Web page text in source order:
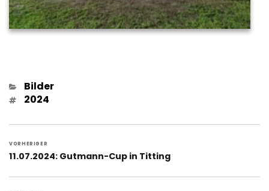
Kategorien
Bilder
Schlagwörter
2024
VORHERIGER
Vorheriger
11.07.2024: Gutmann-Cup in Titting